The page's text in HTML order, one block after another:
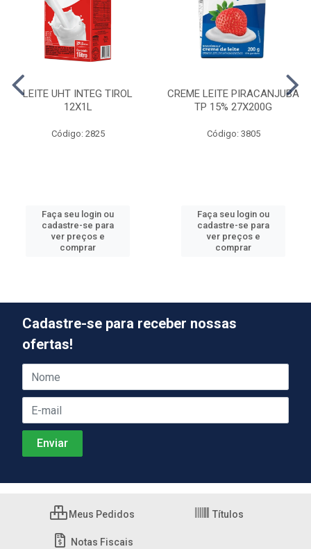
LEITE UHT INTEG TIROL
12X1L
Código: 2825
Faça seu login ou
cadastre-se para
ver preços e
comprar
CREME LEITE PIRACANJUBA
TP 15% 27X200G
Código: 3805
Faça seu login ou
cadastre-se para
ver preços e
comprar
Cadastre-se para receber nossas
ofertas!
Meus Pedidos Títulos
Notas Fiscais